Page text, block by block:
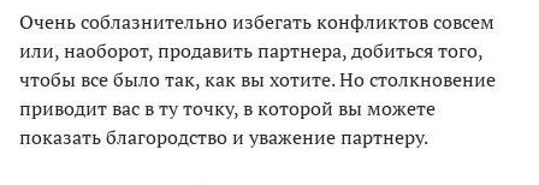
Очень соблазнительно избегать конфликтов совсем
или, наоборот, продавить партнера, добиться того,
чтобы все было так, как вы хотите. Но столкновение
приводит вас в ту точку, в которой вы можете
показать благородство и уважение партнеру.